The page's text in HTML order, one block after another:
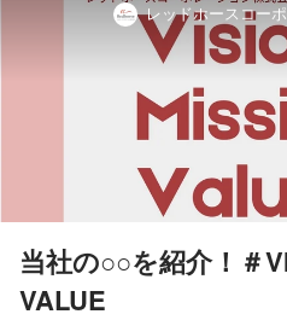
レッドホースコー
当社の○○を紹介！＃
VALUE